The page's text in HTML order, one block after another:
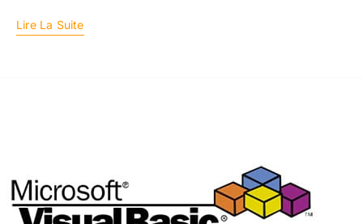
Lire La Suite